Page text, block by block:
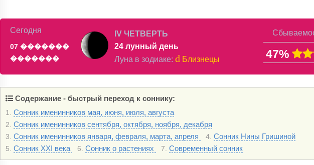
Сегодня
07 �������
�������
IV ЧЕТВЕРТЬ
24 лунный день
Луна в зодиаке: d Близнецы 47%
Содержание - быстрый переход к соннику:
1. Сонник именинников мая, июня, июля, августа
2. Сонник именинников сентября, октября, ноября, декабря
3. Сонник именинников января, февраля, марта, апреля 4. Сонник Нины Гришиной
5. Сонник XXI века 6. Сонник о растениях 7. Современный сонник